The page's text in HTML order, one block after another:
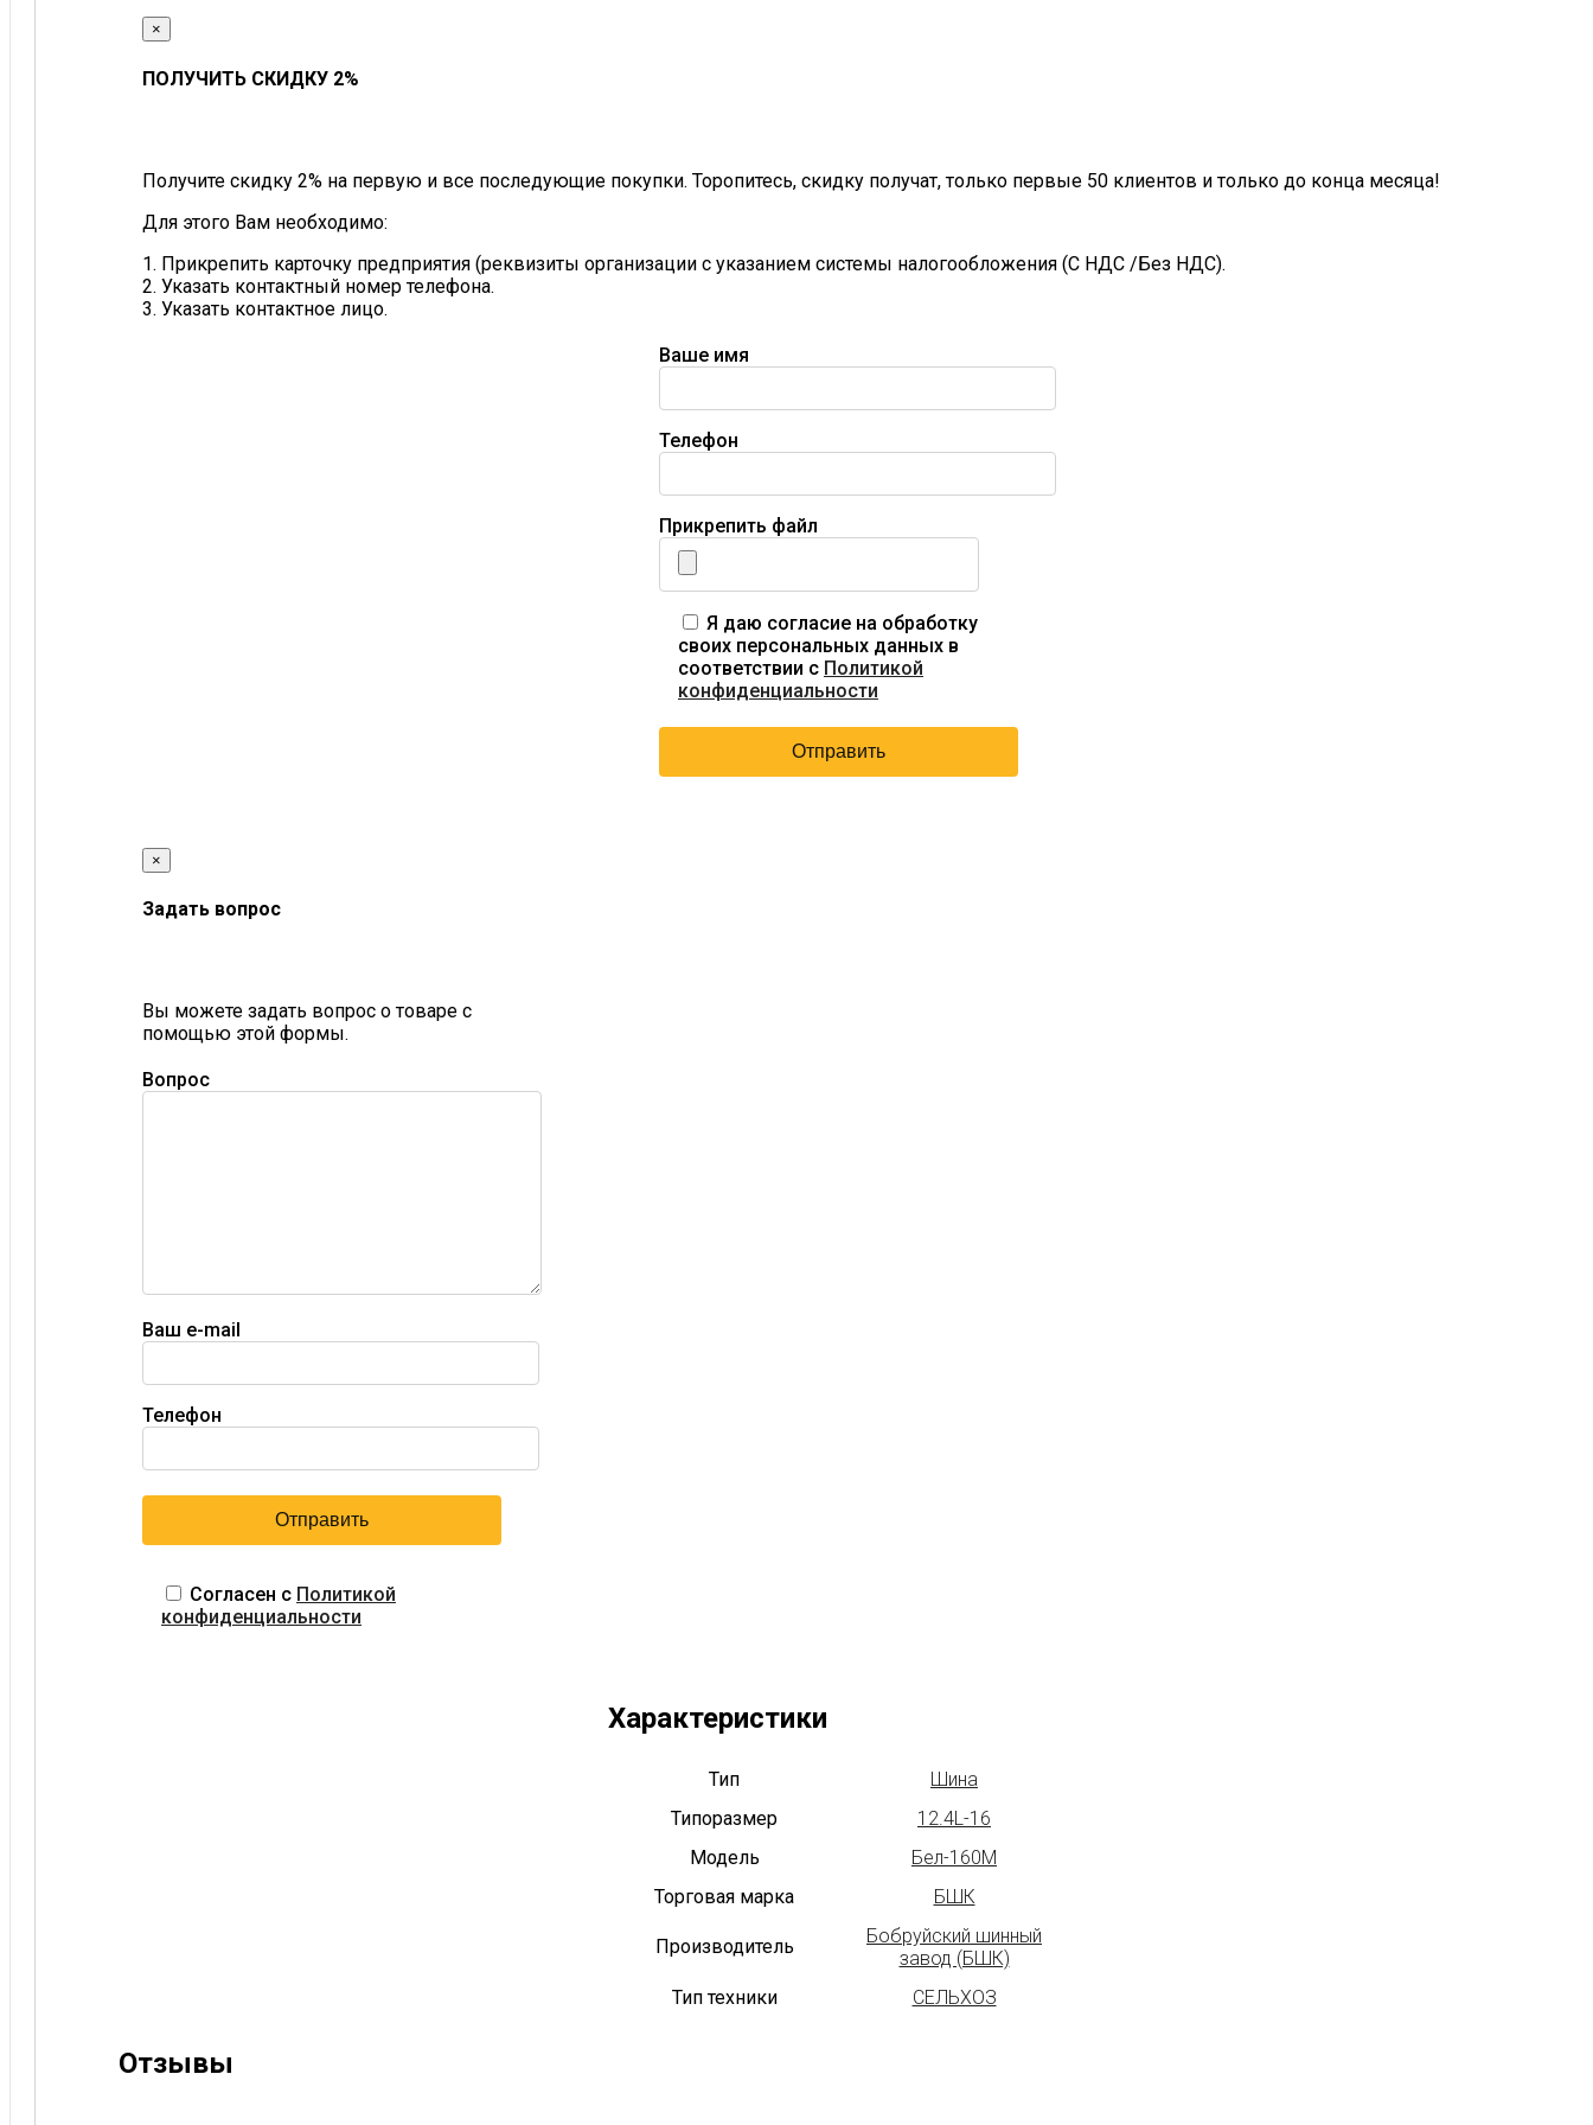
×
ПОЛУЧИТЬ СКИДКУ 2%
Получите скидку 2% на первую и все последующие покупки. Торопитесь, скидку получат, только первые 50 клиентов и только до конца месяца!
Для этого Вам необходимо:
1. Прикрепить карточку предприятия (реквизиты организации с указанием системы налогообложения (С НДС /Без НДС).
2. Указать контактный номер телефона.
3. Указать контактное лицо.
Ваше имя
Телефон
Прикрепить файл
Я даю согласие на обработку
своих персональных данных в
соответствии с Политикой
конфиденциальности
×
Задать вопрос
Вы можете задать вопрос о товаре с
помощью этой формы.
Вопрос
Ваш e-mail
Телефон
Согласен с Политикой
конфиденциальности
Характеристики
Тип
Шина
Типоразмер
12.4L-16
Модель
Бел-160М
Торговая марка
БШК
Производитель
Бобруйский шинный
завод (БШК)
Тип техники
СЕЛЬХОЗ
Отзывы